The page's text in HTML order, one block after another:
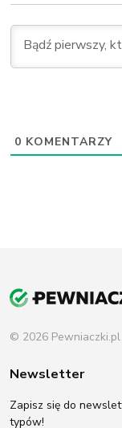
0 KOMENTARZY
© 2026
Newsletter
Zapisz się do
typów!